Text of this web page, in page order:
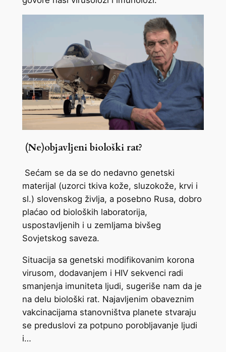
(Ne)objavljeni biološki rat?
Sećam se da se do nedavno genetski
materijal (uzorci tkiva kože, sluzokože, krvi i
sl.) slovenskog življa, a posebno Rusa, dobro
plaćao od bioloških laboratorija,
uspostavljenih i u zemljama bivšeg
Sovjetskog saveza.
Situacija sa genetski modifikovanim korona
virusom, dodavanjem i HIV sekvenci radi
smanjenja imuniteta ljudi, sugeriše nam da je
na delu biološki rat. Najavljenim obaveznim
vakcinacijama stanovništva planete stvaraju
se preduslovi za potpuno porobljavanje ljudi
i…